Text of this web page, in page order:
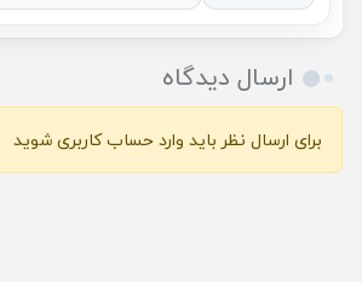
ارسال دیدگاه
برای ارسال نظر باید وارد حساب کاربری شوید